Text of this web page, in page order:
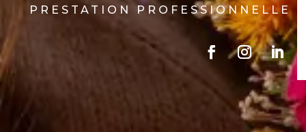
PRESTATION PROFESSIONNELLE